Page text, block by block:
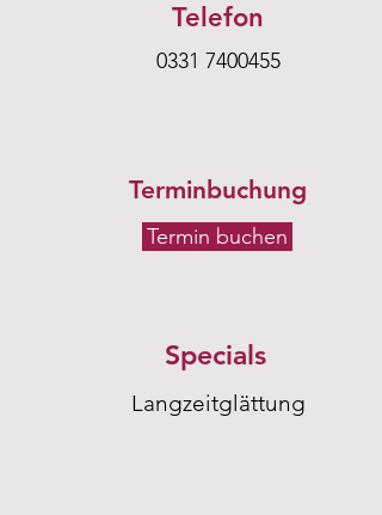
Telefon
0331 7400455
Terminbuchung
Termin buchen
Specials
Langzeitglättung